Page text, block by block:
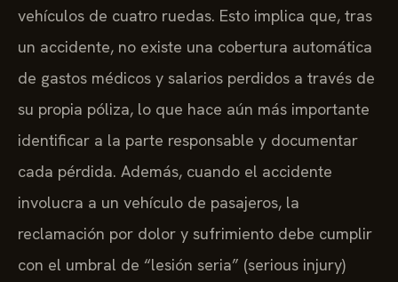
vehículos de cuatro ruedas. Esto implica que, tras
un accidente, no existe una cobertura automática
de gastos médicos y salarios perdidos a través de
su propia póliza, lo que hace aún más importante
identificar a la parte responsable y documentar
cada pérdida. Además, cuando el accidente
involucra a un vehículo de pasajeros, la
reclamación por dolor y sufrimiento debe cumplir
con el umbral de “lesión seria” (serious injury)